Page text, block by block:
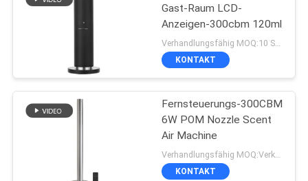
Gast-Raum LCD-
Anzeigen-300cbm 120ml
Verhandlungsfähig MOQ:10 Stücke
KONTAKT
Fernsteuerungs-300CBM
6W POM Nozzle Scent
Air Machine
Verhandlungsfähig MOQ:Verkäuflich
KONTAKT